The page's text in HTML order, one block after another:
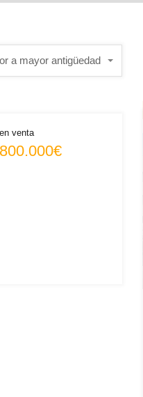
a mayor antigüedad
en venta
800.000€